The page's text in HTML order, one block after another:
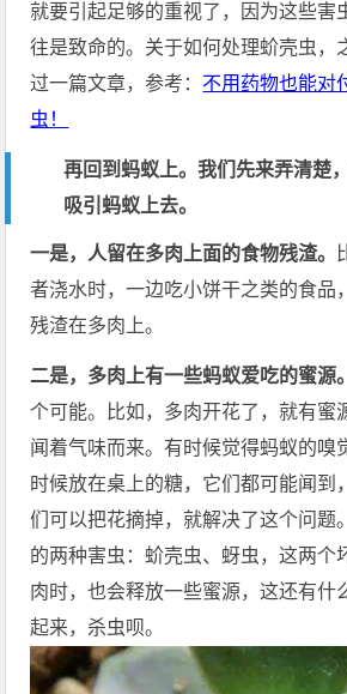
就要引起足够的重视了，因为这些害
往是致命的。关于如何处理蚧壳虫，
过一篇文章，参考： 不用药物也能对
虫！
再回到蚂蚁上。我们先来弄清楚
吸引蚂蚁上去。
一是，人留在多肉上面的食物残渣。
者浇水时，一边吃小饼干之类的食品
残渣在多肉上。
二是，多肉上有一些蚂蚁爱吃的蜜源
个可能。比如，多肉开花了，就有蜜
闻着气味而来。有时候觉得蚂蚁的嗅
时候放在桌上的糖，它们都可能闻到
们可以把花摘掉，就解决了这个问题
的两种害虫：蚧壳虫、蚜虫，这两个
肉时，也会释放一些蜜源，这还有什
起来，杀虫呗。